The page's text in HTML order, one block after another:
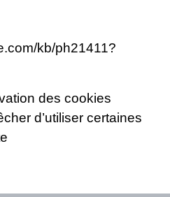
kb/ph21411?
des cookies
d’utiliser certaines